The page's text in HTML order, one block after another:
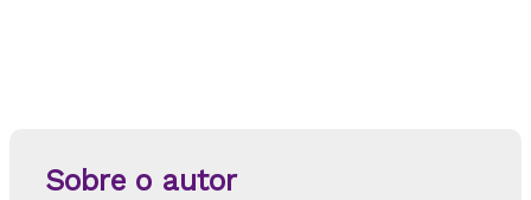
Sobre o autor